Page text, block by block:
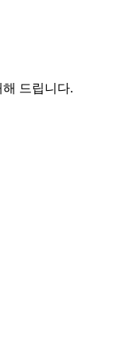
드립니다.